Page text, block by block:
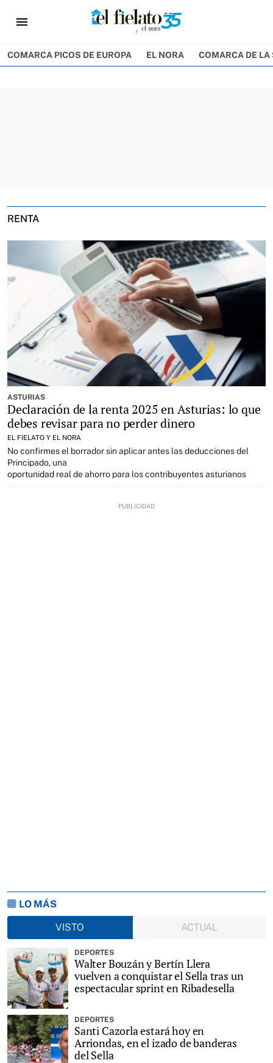
menu
COMARCA PICOS DE EUROPA EL NORA COMARCA DE LA
RENTA
ASTURIAS
Declaración de la renta 2025 en Asturias: lo que
debes revisar para no perder dinero
EL FIELATO Y EL NORA
No confirmes el borrador sin aplicar antes las deducciones del
Principado, una
oportunidad real de ahorro para los contribuyentes asturianos
LO MÁS
VISTO
ACTUAL
DEPORTES
Walter Bouzán y Bertín Llera
vuelven a conquistar el Sella tras un
espectacular sprint en Ribadesella
DEPORTES
Santi Cazorla estará hoy en
Arriondas, en el izado de banderas
del Sella